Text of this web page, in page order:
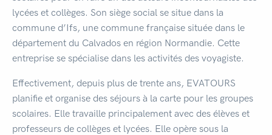
lycées et collèges. Son siège social se situe dans la
commune d’Ifs, une commune française située dans le
département du Calvados en région Normandie. Cette
entreprise se spécialise dans les activités des voyagiste.
Effectivement, depuis plus de trente ans, EVATOURS
planifie et organise des séjours à la carte pour les groupes
scolaires. Elle travaille principalement avec des élèves et
professeurs de collèges et lycées. Elle opère sous la